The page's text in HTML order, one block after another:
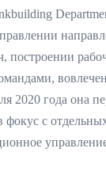
построении
2020 года она
фокус с